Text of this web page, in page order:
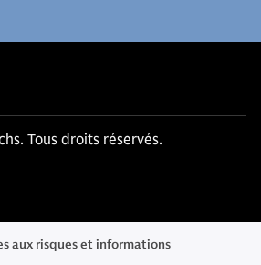
Tous droits réservés.
aux risques et informations